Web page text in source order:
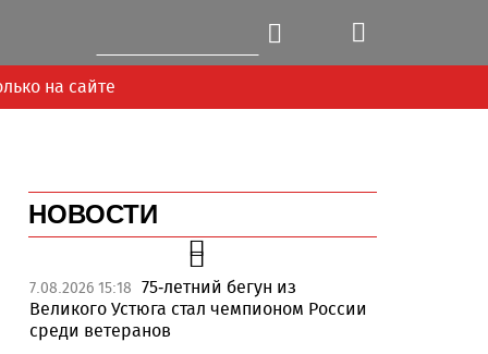
на сайте
НОВОСТИ
7.08.2026 15:18 75-летний бегун из
Великого Устюга стал чемпионом России
среди ветеранов